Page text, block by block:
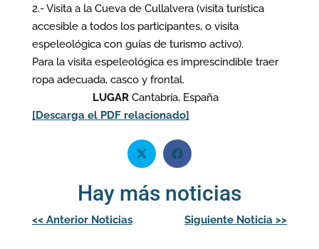
2.- Visita a la Cueva de Cullalvera (visita turística
accesible a todos los participantes, o visita
espeleológica con guías de turismo activo).
Para la visita espeleológica es imprescindible traer
ropa adecuada, casco y frontal.
LUGAR Cantabría, España
[Descarga el PDF relacionado]
Hay más noticias
Navegación
de
<< Anterior Noticias Siguiente Noticia >>